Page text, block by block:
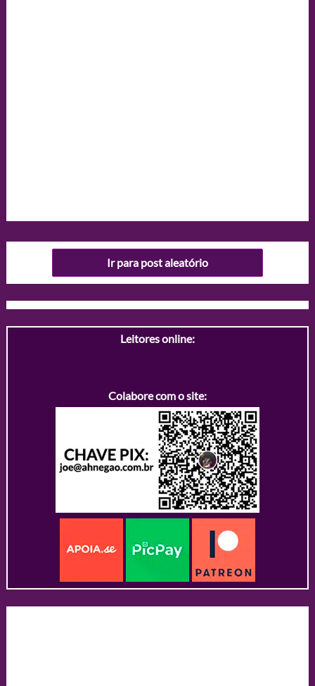
Ir para post aleatório
Leitores online:
Colabore com o site: